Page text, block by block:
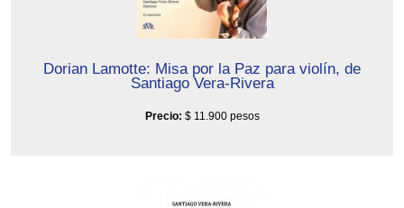
Dorian Lamotte: Misa por la Paz para violín, de
Santiago Vera-Rivera
Precio: $ 11.900 pesos